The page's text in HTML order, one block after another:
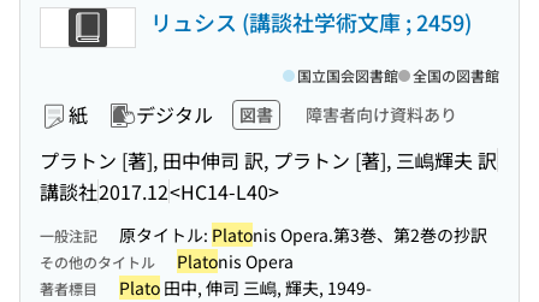
リュシス (講談社学術文庫 ; 2459)
紙 デジタル 図書 障害者向け資料あり
プラトン [著], 田中伸司 訳, プラトン [著], 三嶋輝夫 訳
講談社2017.12<HC14-L40>
国立国会図書館 全国の図書館
一般注記 原タイトル: Platonis Opera.第3巻、第2巻の抄訳
その他のタイトル Platonis Opera
著者標目 Plato 田中, 伸司 三嶋, 輝夫, 1949-